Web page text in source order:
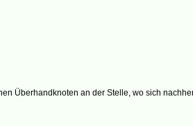
Überhandknoten an der Stelle, wo sich